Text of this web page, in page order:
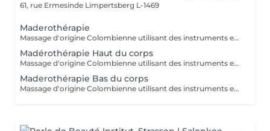
61, rue Ermesinde Limpertsberg L-1469
Maderothérapie
Massage d'origine Colombienne utilisant des instruments en bois naturel pour remodeler le corps, briser les graisses, stimuler le système lymphatique et lisser la peau. Cette méthode non invasive cible la cellulite ( cuisse , ventre, bras ) et raffermie la silhouette.
Madérothérapie Haut du corps
Massage d'origine Colombienne utilisant des instruments en bois naturel pour remodeler le corps, briser les graisses, stimuler le système lymphatique et lisser la peau. Cette méthode non invasive cible la cellulite ( cuisse , ventre, bras ) et raffermie la silhouette.
Maderothérapie Bas du corps
Massage d'origine Colombienne utilisant des instruments en bois naturel pour remodeler le corps, briser les graisses, stimuler le système lymphatique et lisser la peau. Cette méthode non invasive cible la cellulite ( cuisse , ventre, bras ) et raffermie la silhouette.